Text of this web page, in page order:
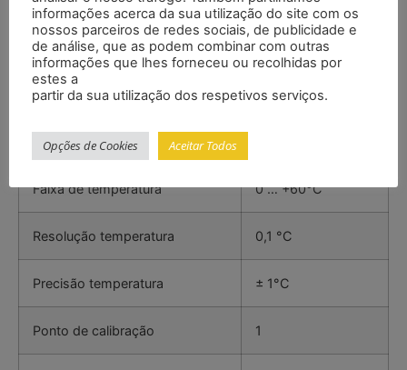
Resolução 0,01 pH
Pontos de calibração
solução tampão
Faixa de temperatura 0 … +60°C
Resolução temperatura 0,1 °C
Precisão temperatura ± 1°C
Ponto de calibração 1
informações acerca da sua utilização do site com os
nossos parceiros de redes sociais, de publicidade e
de análise, que as podem combinar com outras
informações que lhes forneceu ou recolhidas por
estes a
partir da sua utilização dos respetivos serviços.
Opções de Cookies Aceitar Todos